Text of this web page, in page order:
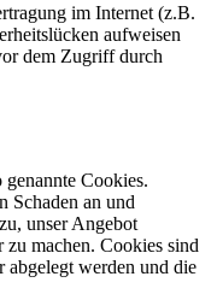
im Internet (z.B.
aufweisen
dem Zugriff durch
Cookies.
Schaden an und
unser Angebot
machen. Cookies sind
abgelegt werden und die